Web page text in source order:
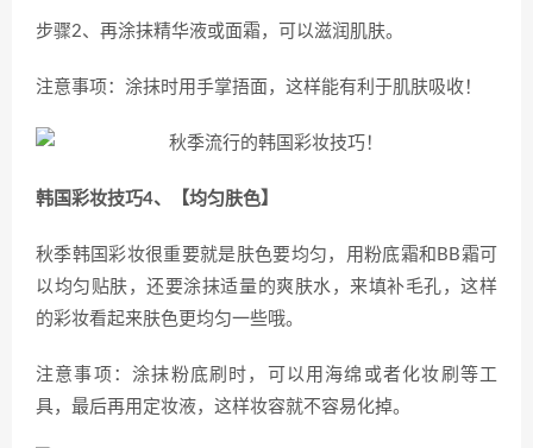
步骤2、再涂抹精华液或面霜，可以滋润肌肤。
注意事项：涂抹时用手掌捂面，这样能有利于肌肤吸收！
韩国彩妆技巧4、【均匀肤色】
秋季韩国彩妆很重要就是肤色要均匀，用粉底霜和BB霜可
以均匀贴肤，还要涂抹适量的爽肤水，来填补毛孔，这样
的彩妆看起来肤色更均匀一些哦。
注意事项：涂抹粉底刷时，可以用海绵或者化妆刷等工
具，最后再用定妆液，这样妆容就不容易化掉。